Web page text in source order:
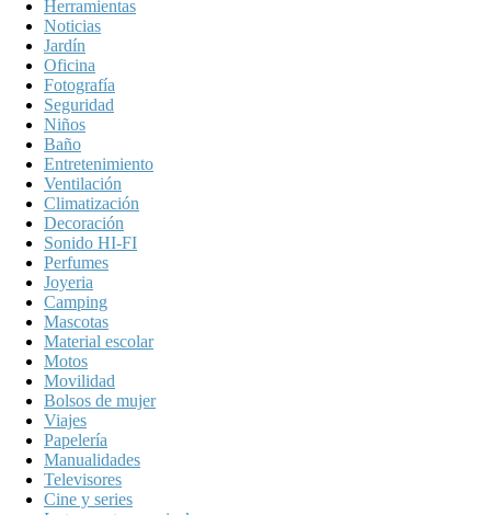
Herramientas
Noticias
Jardín
Oficina
Fotografía
Seguridad
Niños
Baño
Entretenimiento
Ventilación
Climatización
Decoración
Sonido HI-FI
Perfumes
Joyeria
Camping
Mascotas
Material escolar
Motos
Movilidad
Bolsos de mujer
Viajes
Papelería
Manualidades
Televisores
Cine y series